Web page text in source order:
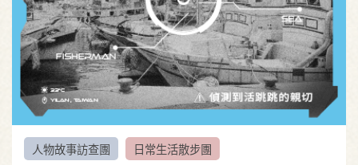
人物故事訪查團 日常生活散步團